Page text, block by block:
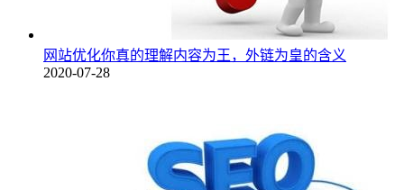
网站优化你真的理解内容为王，外链为皇的含义
2020-07-28